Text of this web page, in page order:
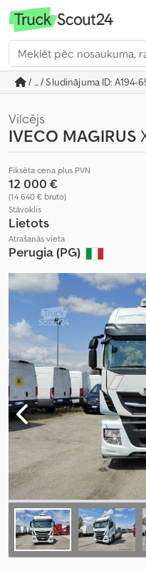
/ ... / Sludinājuma ID: A194-
Vilcējs
IVECO MAGIRUS
Fiksēta cena plus PVN
12 000 €
(14 640 € bruto)
Stāvoklis
Lietots
Atrašanās vieta
Perugia (PG)